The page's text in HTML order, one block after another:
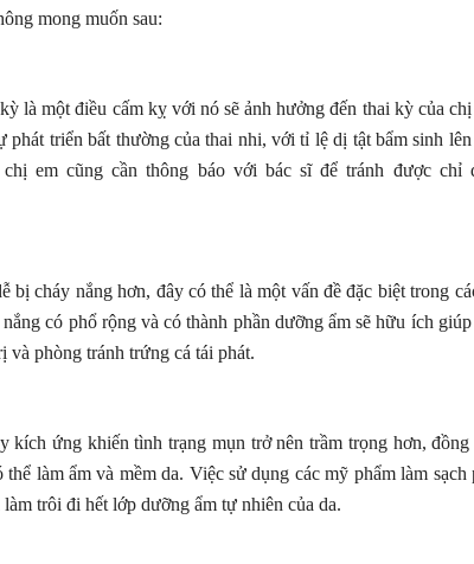
mong muốn sau:
là một điều cấm kỵ với nó sẽ ảnh hưởng đến thai kỳ của chị
phát triển bất thường của thai nhi, với tỉ lệ dị tật bẩm sinh lên
em cũng cần thông báo với bác sĩ để tránh được chỉ
bị cháy nắng hơn, đây có thể là một vấn đề đặc biệt trong
có phổ rộng và có thành phần dưỡng ẩm sẽ hữu ích
và phòng tránh trứng cá tái phát.
kích ứng khiến tình trạng mụn trở nên trầm trọng hơn, đồng
làm ẩm và mềm da. Việc sử dụng các mỹ phẩm làm sạch
trôi đi hết lớp dưỡng ẩm tự nhiên của da.